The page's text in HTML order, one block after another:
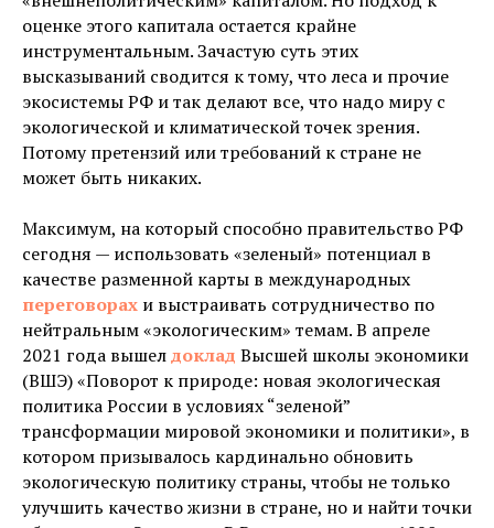
оценке этого капитала остается крайне
инструментальным. Зачастую суть этих
высказываний сводится к тому, что леса и прочие
экосистемы РФ и так делают все, что надо миру с
экологической и климатической точек зрения.
Потому претензий или требований к стране не
может быть никаких.
Максимум, на который способно правительство РФ
сегодня — использовать «зеленый» потенциал в
качестве разменной карты в международных
переговорах и выстраивать сотрудничество по
нейтральным «экологическим» темам. В апреле
2021 года вышелдоклад Высшей школы экономики
(ВШЭ) «Поворот к природе: новая экологическая
политика России в условиях “зеленой”
трансформации мировой экономики и политики», в
котором призывалось кардинально обновить
экологическую политику страны, чтобы не только
улучшить качество жизни в стране, но и найти точки